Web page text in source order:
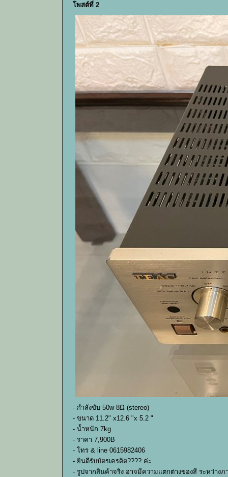
โพสต์ที่ 2
- กำลังขับ 50w 8Ω (stereo)
- ขนาด 11.2" x12.6 "x 5.2 "
- น้ำหนัก 7kg
- ราคา 7,900B
- โทร & line 0615982406
- ยินดีรับบัตรเครดิต???? ค่ะ
- รูปจากสินค้าจริง อาจมีความแตกต่างของสี ระหว่าง